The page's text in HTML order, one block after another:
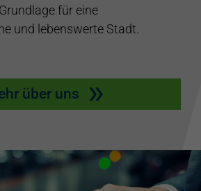
für eine
und lebenswerte Stadt.
über uns